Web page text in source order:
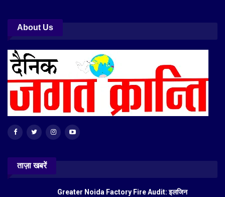
About Us
ताज़ा खबरें
Greater Noida Factory Fire Audit: इलजिन